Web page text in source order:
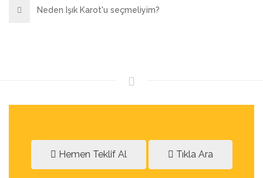
Neden Işık Karot'u seçmeliyim?
Hemen Teklif Al Tıkla Ara